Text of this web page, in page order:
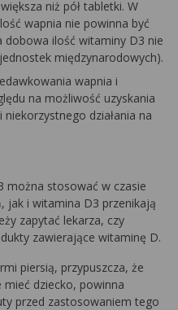
niż pół tabletki. W
wapnia nie powinna być
dobowa ilość witaminy D3 nie
międzynarodowych).
wapnia i
na możliwość uzyskania
działania na
można stosować w czasie
jak i witamina D3 przenikają
zapytać lekarza, czy
zawierające witaminę D.
piersią, przypuszcza, że
mieć dziecko, powinna
przed zastosowaniem tego